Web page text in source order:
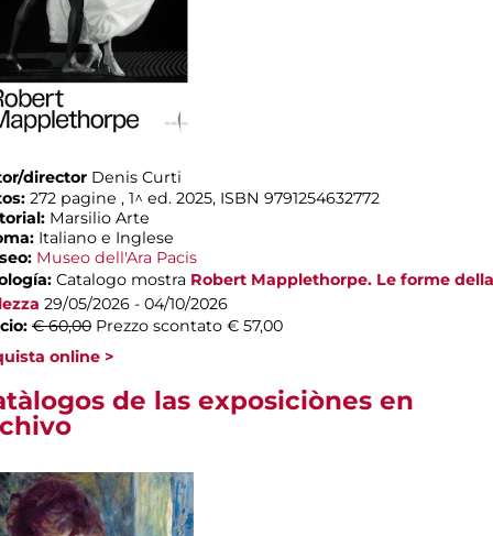
director Denis Curti
272 pagine , 1^ ed. 2025, ISBN 9791254632772
Marsilio Arte
Italiano e Inglese
Museo dell'Ara Pacis
Catalogo mostra Robert Mapplethorpe. Le forme della
29/05/2026 - 04/10/2026
€ 60,00 Prezzo scontato € 57,00
online >
de las exposiciònes en